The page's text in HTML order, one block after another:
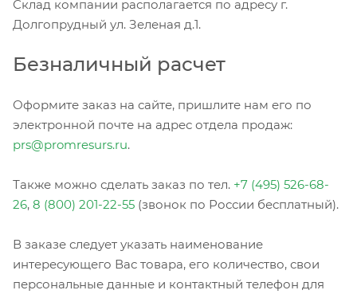
Склад компании располагается по адресу г.
Долгопрудный ул. Зеленая д.1.
Безналичный расчет
Оформите заказ на сайте, пришлите нам его по
электронной почте на адрес отдела продаж:
prs@promresurs.ru.
Также можно сделать заказ по тел. +7 (495) 526-68-
26, 8 (800) 201-22-55 (звонок по России бесплатный).
В заказе следует указать наименование
интересующего Вас товара, его количество, свои
персональные данные и контактный телефон для